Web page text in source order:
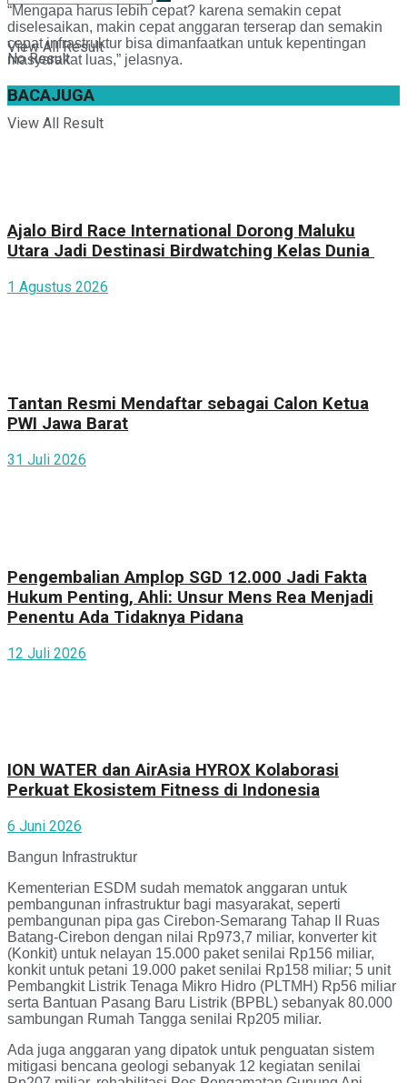
No Result
View All Result
View All Result
“Mengapa harus lebih cepat? karena semakin cepat
diselesaikan, makin cepat anggaran terserap dan semakin
cepat infrastruktur bisa dimanfaatkan untuk kepentingan
masyarakat luas,” jelasnya.
BACAJUGA
Ajalo Bird Race International Dorong Maluku
Utara Jadi Destinasi Birdwatching Kelas Dunia
1 Agustus 2026
Tantan Resmi Mendaftar sebagai Calon Ketua
PWI Jawa Barat
31 Juli 2026
Pengembalian Amplop SGD 12.000 Jadi Fakta
Hukum Penting, Ahli: Unsur Mens Rea Menjadi
Penentu Ada Tidaknya Pidana
12 Juli 2026
ION WATER dan AirAsia HYROX Kolaborasi
Perkuat Ekosistem Fitness di Indonesia
6 Juni 2026
Bangun Infrastruktur
Kementerian ESDM sudah mematok anggaran untuk
pembangunan infrastruktur bagi masyarakat, seperti
pembangunan pipa gas Cirebon-Semarang Tahap II Ruas
Batang-Cirebon dengan nilai Rp973,7 miliar, konverter kit
(Konkit) untuk nelayan 15.000 paket senilai Rp156 miliar,
konkit untuk petani 19.000 paket senilai Rp158 miliar; 5 unit
Pembangkit Listrik Tenaga Mikro Hidro (PLTMH) Rp56 miliar
serta Bantuan Pasang Baru Listrik (BPBL) sebanyak 80.000
sambungan Rumah Tangga senilai Rp205 miliar.
Ada juga anggaran yang dipatok untuk penguatan sistem
mitigasi bencana geologi sebanyak 12 kegiatan senilai